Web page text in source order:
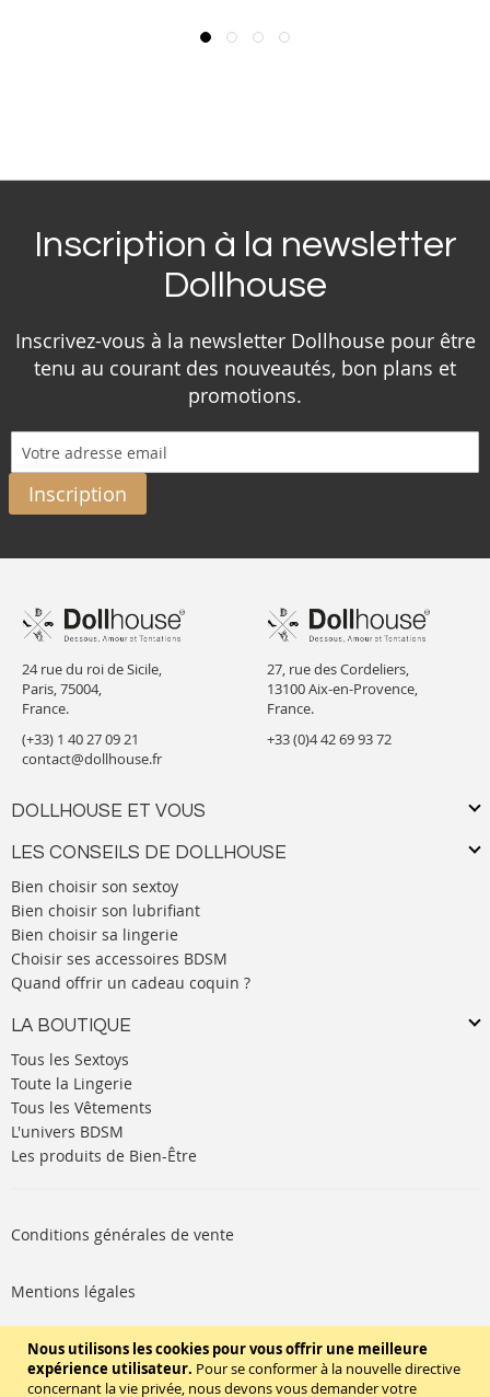
Nous utilisons les cookies pour vous offrir une meilleure
expérience utilisateur. Pour se conformer à la nouvelle directive
concernant la vie privée, nous devons vous demander votre
Inscription à la newsletter
Dollhouse
Inscrivez-vous à la newsletter Dollhouse pour être
tenu au courant des nouveautés, bon plans et
promotions.
Inscription
24 rue du roi de Sicile,
Paris, 75004,
France.
(+33) 1 40 27 09 21
contact@dollhouse.fr
DOLLHOUSE ET VOUS
LES CONSEILS DE DOLLHOUSE
Bien choisir son sextoy
Bien choisir son lubrifiant
Bien choisir sa lingerie
Choisir ses accessoires BDSM
Quand offrir un cadeau coquin ?
LA BOUTIQUE
Tous les Sextoys
Toute la Lingerie
Tous les Vêtements
L'univers BDSM
Les produits de Bien-Être
27, rue des Cordeliers,
13100 Aix-en-Provence,
France.
+33 (0)4 42 69 93 72
Conditions générales de vente
Mentions légales
Politique de cookies
SUIVEZ-NOUS